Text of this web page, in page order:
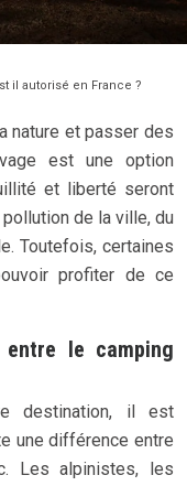
il autorisé en France ?
nature et passer des
est une option
et liberté seront
de la ville, du
Toutefois, certaines
profiter de ce
entre le camping
destination, il est
une différence entre
Les alpinistes, les